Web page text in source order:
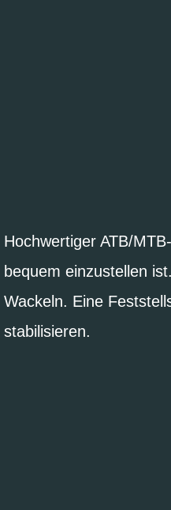
Hochwertiger ATB/
bequem einzustellen
Wackeln. Eine
stabilisieren.